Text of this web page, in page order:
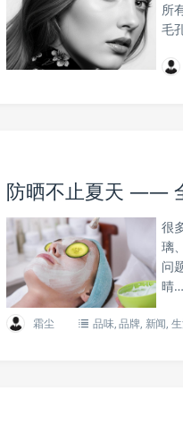
所
毛
防晒不止夏天 ——
很
璃
问
晴
霜尘 品味,品牌, 新闻,